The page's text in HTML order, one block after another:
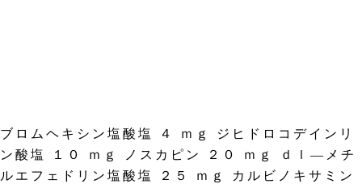
ブロムヘキシン塩酸塩 ４ ｍｇ ジヒドロコデインリ
ン酸塩 １０ ｍｇ ノスカピン ２０ ｍｇ ｄｌ―メチ
ルエフェドリン塩酸塩 ２５ ｍｇ カルビノキサミン